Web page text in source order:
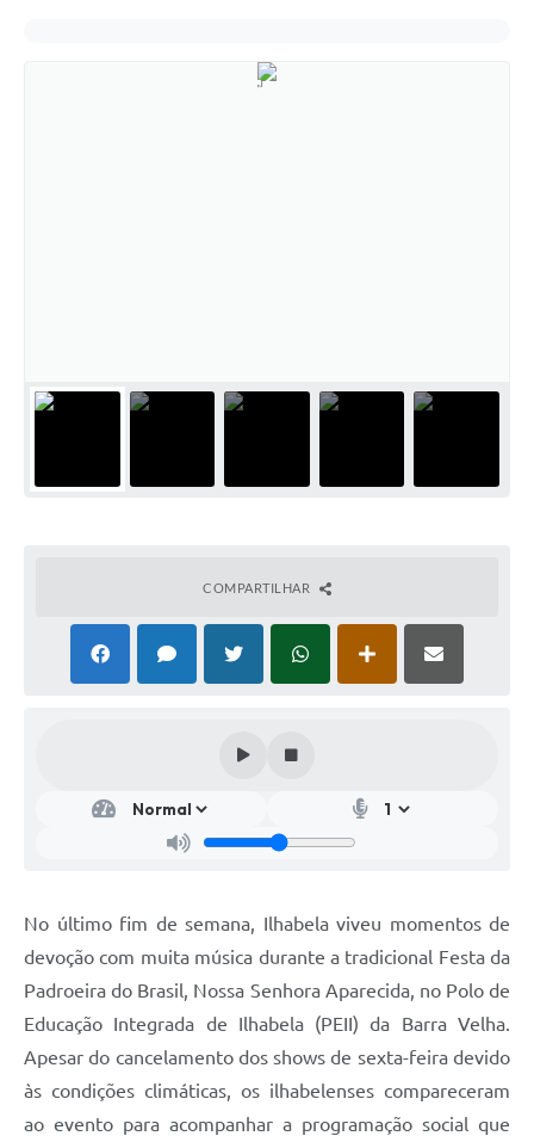
COMPARTILHAR
No último fim de semana, Ilhabela viveu momentos de
devoção com muita música durante a tradicional Festa da
Padroeira do Brasil, Nossa Senhora Aparecida, no Polo de
Educação Integrada de Ilhabela (PEII) da Barra Velha.
Apesar do cancelamento dos shows de sexta-feira devido
às condições climáticas, os ilhabelenses compareceram
ao evento para acompanhar a programação social que